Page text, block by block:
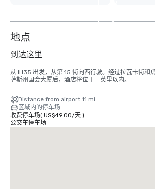
3
地点
到达这里
从 IH35 出发，从第 15 街向西行驶。经过拉瓦卡街和
萨斯州国会大厦后，酒店将位于一英里以内。
Distance from airport 11 mi
区域内的停车场
收费停车场( US$49.00/天)
公交车停车场